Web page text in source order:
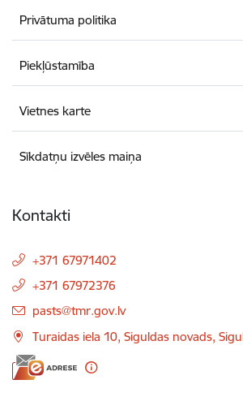
Privātuma politika
Piekļūstamība
Vietnes karte
Sīkdatņu izvēles maiņa
Kontakti
+371 67971402
+371 67972376
E-pasts:
pasts@tmr.gov.lv
Turaidas iela 10, Siguldas novads,